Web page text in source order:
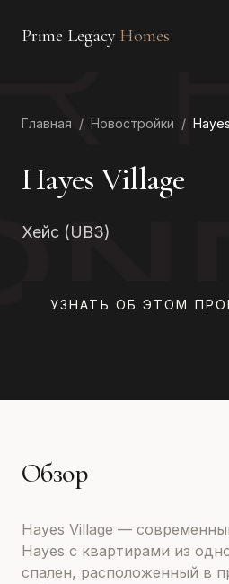
Prime Legacy Homes
Услуги
О нас
Главная / Новостройки /
Hayes Village
Хейс (UB3)
УЗНАТЬ ОБ ЭТОМ
Обзор
Hayes Village —
Hayes с квартирами из
спален, расположенный в